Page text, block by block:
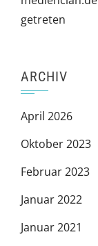
getreten
ARCHIV
April 2026
Oktober 2023
Februar 2023
Januar 2022
Januar 2021